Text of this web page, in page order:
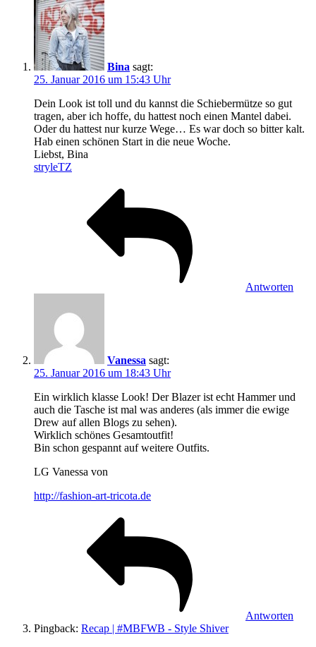
Bina sagt:
25. Januar 2016 um 15:43 Uhr
Dein Look ist toll und du kannst die Schiebermütze so gut
tragen, aber ich hoffe, du hattest noch einen Mantel dabei.
Oder du hattest nur kurze Wege… Es war doch so bitter kalt.
Hab einen schönen Start in die neue Woche.
Liebst, Bina
stryleTZ
Antworten
Vanessa sagt:
25. Januar 2016 um 18:43 Uhr
Ein wirklich klasse Look! Der Blazer ist echt Hammer und
auch die Tasche ist mal was anderes (als immer die ewige
Drew auf allen Blogs zu sehen).
Wirklich schönes Gesamtoutfit!
Bin schon gespannt auf weitere Outfits.
LG Vanessa von
http://fashion-art-tricota.de
Antworten
Pingback: Recap | #MBFWB - Style Shiver